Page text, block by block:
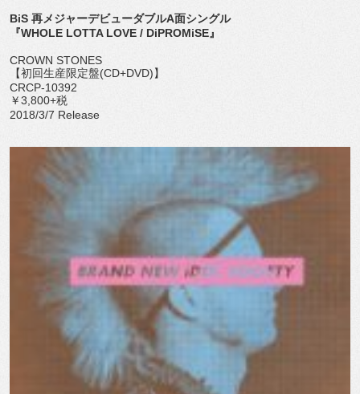
BiS 再メジャーデビューダブルA面シングル
『WHOLE LOTTA LOVE / DiPROMiSE』
CROWN STONES
【初回生産限定盤(CD+DVD)】
CRCP-10392
￥3,800+税
2018/3/7 Release